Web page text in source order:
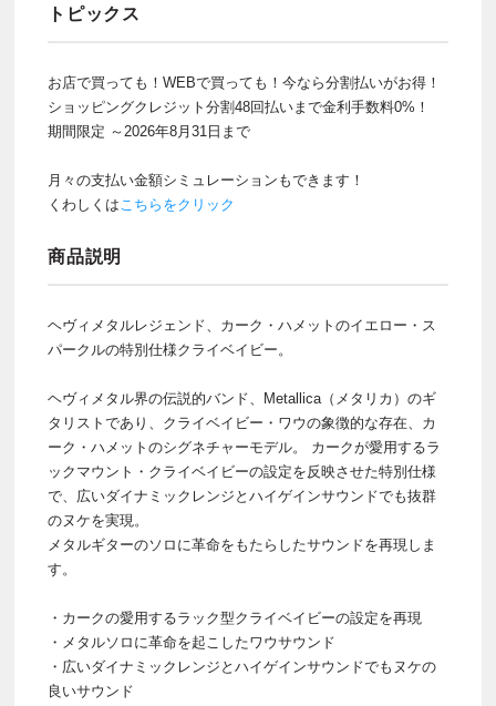
トピックス
お店で買っても！WEBで買っても！今なら分割払いがお得！
ショッピングクレジット分割48回払いまで金利手数料0%！
期間限定 ～2026年8月31日まで
月々の支払い金額シミュレーションもできます！
くわしくはこちらをクリック
商品説明
ヘヴィメタルレジェンド、カーク・ハメットのイエロー・ス
パークルの特別仕様クライベイビー。
ヘヴィメタル界の伝説的バンド、Metallica（メタリカ）のギ
タリストであり、クライベイビー・ワウの象徴的な存在、カ
ーク・ハメットのシグネチャーモデル。 カークが愛用するラ
ックマウント・クライベイビーの設定を反映させた特別仕様
で、広いダイナミックレンジとハイゲインサウンドでも抜群
のヌケを実現。
メタルギターのソロに革命をもたらしたサウンドを再現しま
す。
・カークの愛用するラック型クライベイビーの設定を再現
・メタルソロに革命を起こしたワウサウンド
・広いダイナミックレンジとハイゲインサウンドでもヌケの
良いサウンド